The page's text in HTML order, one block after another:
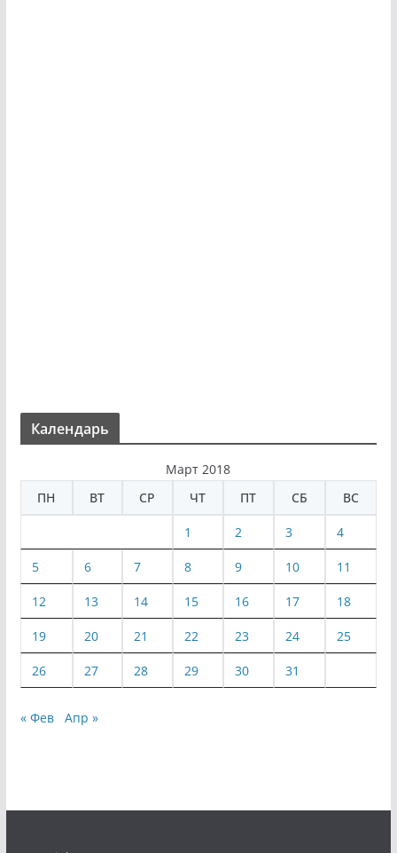
Календарь
Март 2018
ПН
ВТ СР ЧТ ПТ СБ ВС
1 2 3 4
5 6 7 8 9 10 11
12 13 14 15 16 17 18
19 20 21 22 23 24 25
26 27 28 29 30 31
« Фев Апр »